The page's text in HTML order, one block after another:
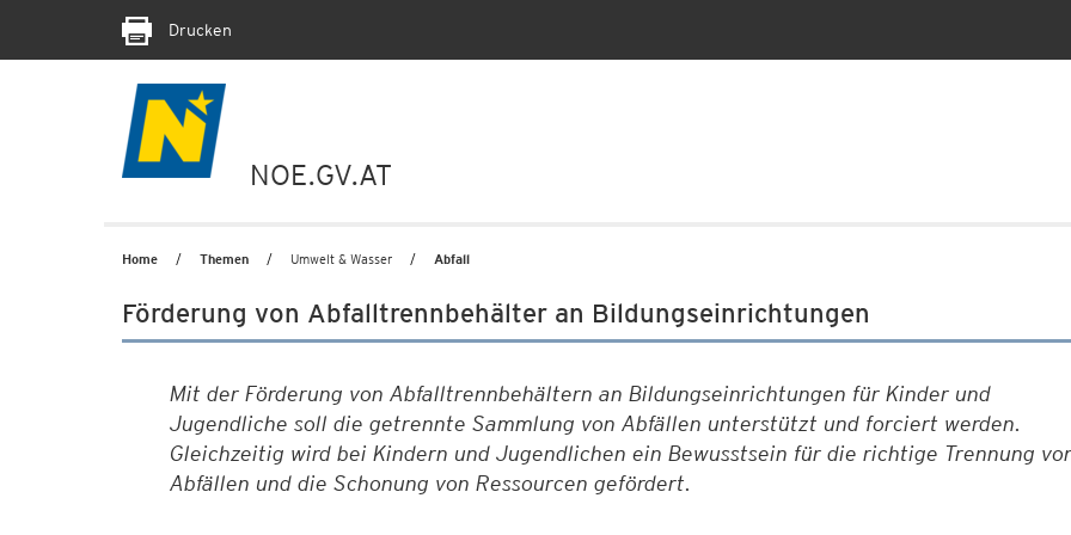
Drucken
NOE.GV.AT
Home Themen Umwelt & Wasser Abfall
Förderung von Abfalltrennbehälter an Bildungseinrichtungen
Mit der Förderung von Abfalltrennbehältern an Bildungseinrichtungen für Kinder und
Jugendliche soll die getrennte Sammlung von Abfällen unterstützt und forciert werden.
Gleichzeitig wird bei Kindern und Jugendlichen ein Bewusstsein für die richtige Trennung
Abfällen und die Schonung von Ressourcen gefördert.